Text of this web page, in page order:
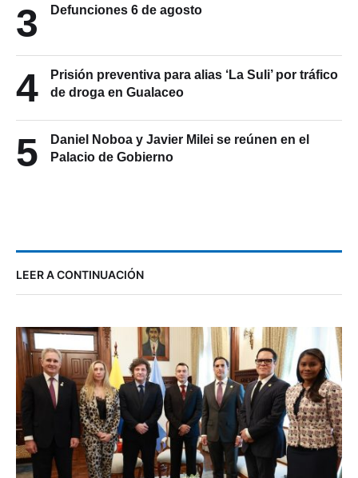
3 Defunciones 6 de agosto
4
Prisión preventiva para alias ‘La Suli’ por tráfico
de droga en Gualaceo
5
Daniel Noboa y Javier Milei se reúnen en el
Palacio de Gobierno
LEER A CONTINUACIÓN